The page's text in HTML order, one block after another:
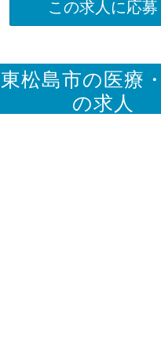
この求人に応募
松島市の医療
の求人